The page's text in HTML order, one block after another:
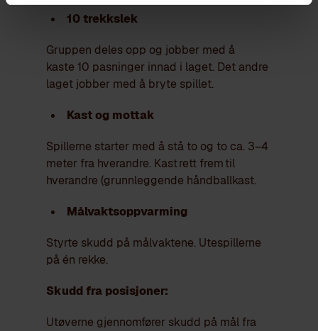
10 trekkslek
Gruppen deles opp og jobber med å
kaste 10 pasninger innad i laget. Det andre
laget jobber med å bryte spillet.
Kast og mottak
Spillerne starter med å stå to og to ca. 3–4
meter fra hverandre. Kastrett fremtil
hverandre (grunnleggende håndballkast.
Målvaktsoppvarming
Styrte skudd på målvaktene. Utespillerne
på én rekke.
Skudd fra posisjoner:
Utøverne gjennomfører skudd på mål fra